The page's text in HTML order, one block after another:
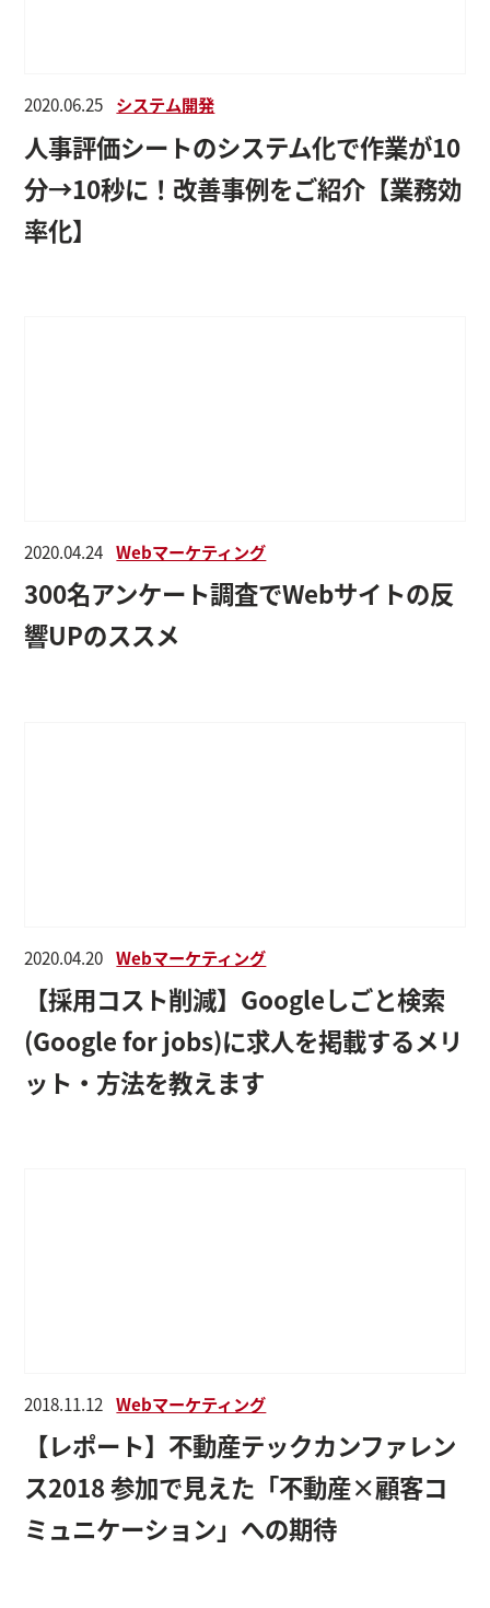
2020.06.25 システム開発
人事評価シートのシステム化で作業が10
分→10秒に！改善事例をご紹介【業務効
率化】
2020.04.24 Webマーケティング
300名アンケート調査でWebサイトの反
響UPのススメ
2020.04.20 Webマーケティング
【採用コスト削減】Googleしごと検索
(Google for jobs)に求人を掲載するメリ
ット・方法を教えます
2018.11.12 Webマーケティング
【レポート】不動産テックカンファレン
ス2018 参加で見えた「不動産×顧客コ
ミュニケーション」への期待